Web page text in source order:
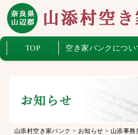
TOP 空き家バンクについ
山添村空き家バンク > お知らせ > 山添事務